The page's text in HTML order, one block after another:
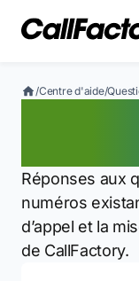
/Centre d'aide/
Réponses aux
numéros
d’appel et la
de CallFactory.